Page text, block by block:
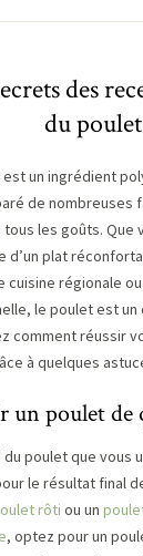
des
du poulet
un ingrédient
de nombreuses
les goûts. Que
d’un plat
cuisine régionale
le poulet est un
comment réussir
à quelques
un poulet de
du poulet que vous
le résultat final
rôti ou un
, optez pour un